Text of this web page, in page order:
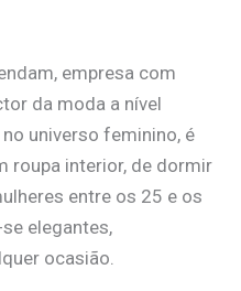
empresa com
da moda a nível
universo feminino, é
roupa interior, de dormir
entre os 25 e os
elegantes,
ocasião.